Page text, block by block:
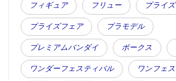
フィギュア フリュー プライズ
プライズフェア プラモデル
プレミアムバンダイ ボークス
ワンダーフェスティバル ワンフェス